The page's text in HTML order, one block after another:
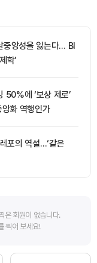
중앙성을 잃는다… BI
학’
50%에 ‘보상 제로’
화 역행인가
포의 역설…‘같은
은 회원이 없습니다.
찍어 보세요!